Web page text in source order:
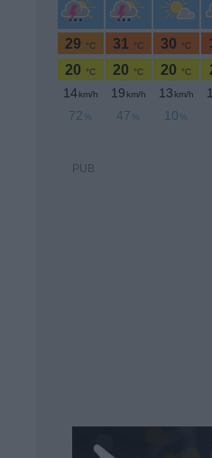
PUB